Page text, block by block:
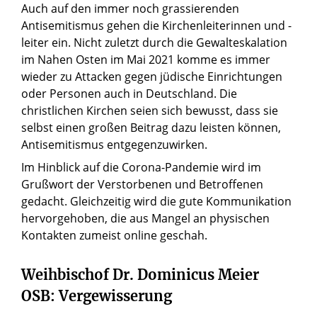
Auch auf den immer noch grassierenden
Antisemitismus gehen die Kirchenleiterinnen und -
leiter ein. Nicht zuletzt durch die Gewalteskalation
im Nahen Osten im Mai 2021 komme es immer
wieder zu Attacken gegen jüdische Einrichtungen
oder Personen auch in Deutschland. Die
christlichen Kirchen seien sich bewusst, dass sie
selbst einen großen Beitrag dazu leisten können,
Antisemitismus entgegenzuwirken.
Im Hinblick auf die Corona-Pandemie wird im
Grußwort der Verstorbenen und Betroffenen
gedacht. Gleichzeitig wird die gute Kommunikation
hervorgehoben, die aus Mangel an physischen
Kontakten zumeist online geschah.
Weihbischof Dr. Dominicus Meier
OSB: Vergewisserung